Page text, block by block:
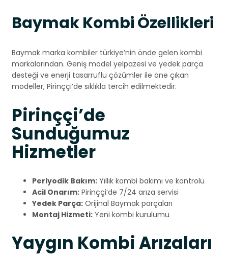
Baymak Kombi Özellikleri
Baymak marka kombiler türkiye’nin önde gelen kombi
markalarından. Geniş model yelpazesi ve yedek parça
desteği ve enerji tasarruflu çözümler ile öne çıkan
modeller, Pirinççi’de sıklıkla tercih edilmektedir.
Pirinççi’de
Sunduğumuz
Hizmetler
Periyodik Bakım: Yıllık kombi bakımı ve kontrolü
Acil Onarım: Pirinççi’de 7/24 arıza servisi
Yedek Parça: Orijinal Baymak parçaları
Montaj Hizmeti: Yeni kombi kurulumu
Yaygın Kombi Arızaları